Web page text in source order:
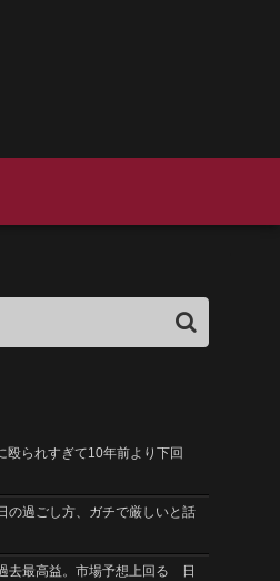
殴られすぎて10年前より下回
の過ごし方、ガチで厳しいと話
去最高益。市場予想上回る 日